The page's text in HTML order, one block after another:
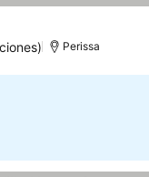
Perissa